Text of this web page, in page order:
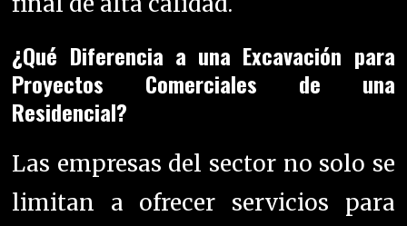
¿Qué Diferencia a una Excavación para
Proyectos Comerciales de una
Residencial?
Las empresas del sector no solo se
limitan a ofrecer servicios para